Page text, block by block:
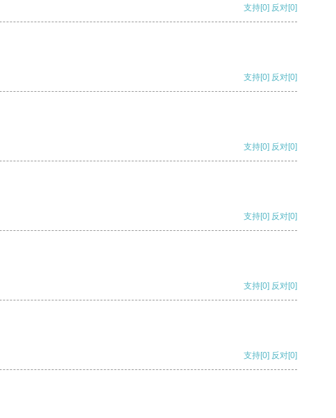
支持[0] 反对[0]
支持[0] 反对[0]
支持[0] 反对[0]
支持[0] 反对[0]
支持[0] 反对[0]
支持[0] 反对[0]